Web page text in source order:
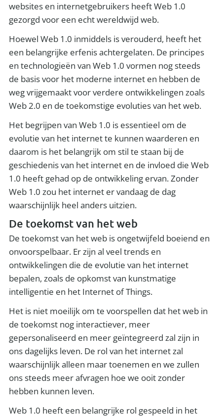
websites en internetgebruikers heeft Web 1.0
gezorgd voor een echt wereldwijd web.
Hoewel Web 1.0 inmiddels is verouderd, heeft het
een belangrijke erfenis achtergelaten. De principes
en technologieën van Web 1.0 vormen nog steeds
de basis voor het moderne internet en hebben de
weg vrijgemaakt voor verdere ontwikkelingen zoals
Web 2.0 en de toekomstige evoluties van het web.
Het begrijpen van Web 1.0 is essentieel om de
evolutie van het internet te kunnen waarderen en
daarom is het belangrijk om stil te staan bij de
geschiedenis van het internet en de invloed die Web
1.0 heeft gehad op de ontwikkeling ervan. Zonder
Web 1.0 zou het internet er vandaag de dag
waarschijnlijk heel anders uitzien.
De toekomst van het web
De toekomst van het web is ongetwijfeld boeiend en
onvoorspelbaar. Er zijn al veel trends en
ontwikkelingen die de evolutie van het internet
bepalen, zoals de opkomst van kunstmatige
intelligentie en het Internet of Things.
Het is niet moeilijk om te voorspellen dat het web in
de toekomst nog interactiever, meer
gepersonaliseerd en meer geïntegreerd zal zijn in
ons dagelijks leven. De rol van het internet zal
waarschijnlijk alleen maar toenemen en we zullen
ons steeds meer afvragen hoe we ooit zonder
hebben kunnen leven.
Web 1.0 heeft een belangrijke rol gespeeld in het